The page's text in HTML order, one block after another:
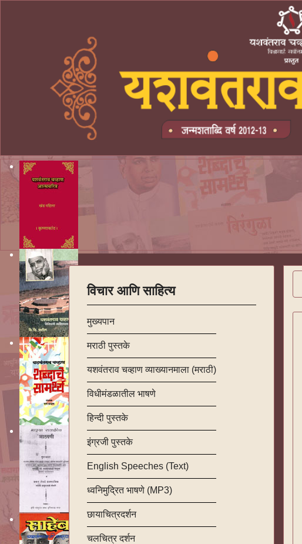
विचार आणि साहित्य
मुख्यपान
मराठी पुस्तके
यशवंतराव चव्हाण व्याख्यानमाला (मराठी)
विधीमंडळातील भाषणे
हिन्दी पुस्तके
इंग्रजी पुस्तके
English Speeches (Text)
ध्वनिमुद्रित भाषणे (MP3)
छायाचित्रदर्शन
चलचित्र दर्शन